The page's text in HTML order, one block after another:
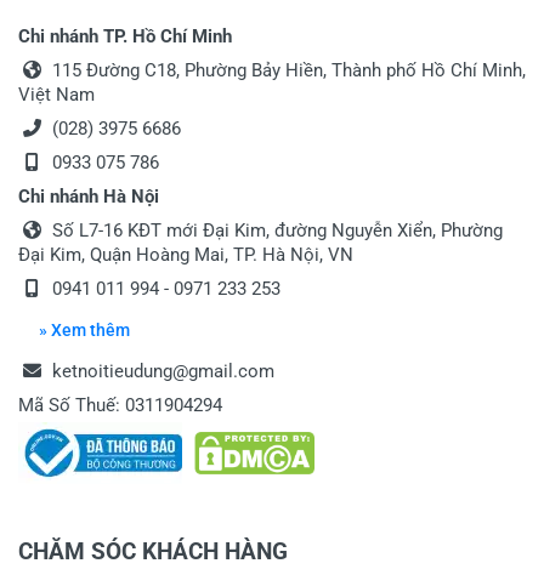
Chi nhánh TP. Hồ Chí Minh
115 Đường C18, Phường Bảy Hiền, Thành phố Hồ Chí Minh,
Việt Nam
(028) 3975 6686
0933 075 786
Chi nhánh Hà Nội
Số L7-16 KĐT mới Đại Kim, đường Nguyễn Xiển, Phường
Đại Kim, Quận Hoàng Mai, TP. Hà Nội, VN
0941 011 994 - 0971 233 253
» Xem thêm
ketnoitieudung@gmail.com
Mã Số Thuế: 0311904294
CHĂM SÓC KHÁCH HÀNG